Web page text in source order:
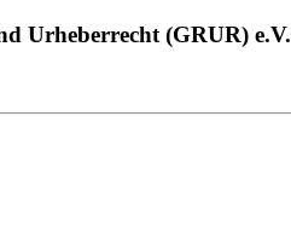
Urheberrecht (GRUR) e.V.